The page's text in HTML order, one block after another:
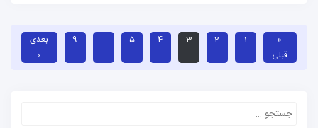
«
قبلی
1
2
3
4
5
…
9
بعدی
»